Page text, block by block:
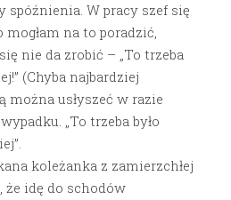
spóźnienia. W pracy szef się
na to poradzić,
nie da zrobić – „To trzeba
(Chyba najbardziej
można usłyszeć w razie
„To trzeba było
koleżanka z zamierzchłej
że idę do schodów